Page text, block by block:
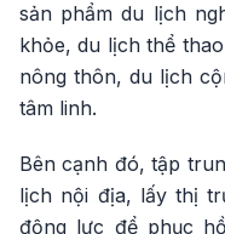
sản phẩm du lịch
khỏe, du lịch thể
nông thôn, du lịch
tâm linh.
Bên cạnh đó, tập
lịch nội địa, lấy thị
động lực để phục